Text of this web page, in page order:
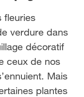
fleuries
verdure dans
décoratif
ceux de nos
Mais
plantes